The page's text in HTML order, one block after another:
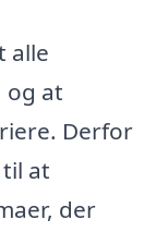
alle
og at
Derfor
at
der